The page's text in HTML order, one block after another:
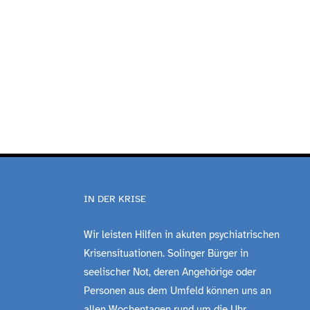
IN DER KRISE
Wir leisten Hilfen in akuten psychiatrischen
Krisensituationen. Solinger Bürger in
seelischer Not, deren Angehörige oder
Personen aus dem Umfeld können uns an